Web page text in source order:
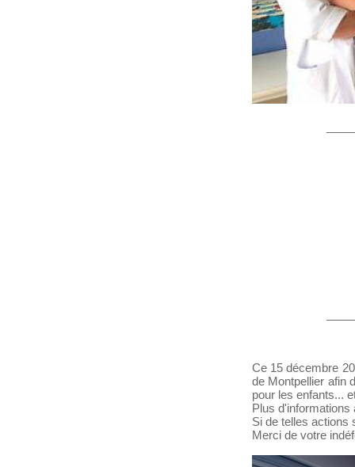
Ce 15 décembre
de Montpellier afin
pour les enfants...
Plus d'informations
Si de telles actions
Merci de votre